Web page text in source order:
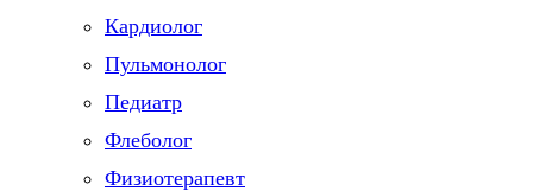
Кардиолог
Пульмонолог
Педиатр
Флеболог
Физиотерапевт